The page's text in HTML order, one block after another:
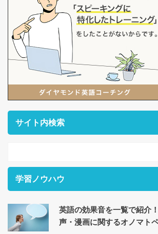
サイト内検索
学習ノウハウ
英語の効果音を一覧で紹介
声・漫画に関するオノマト